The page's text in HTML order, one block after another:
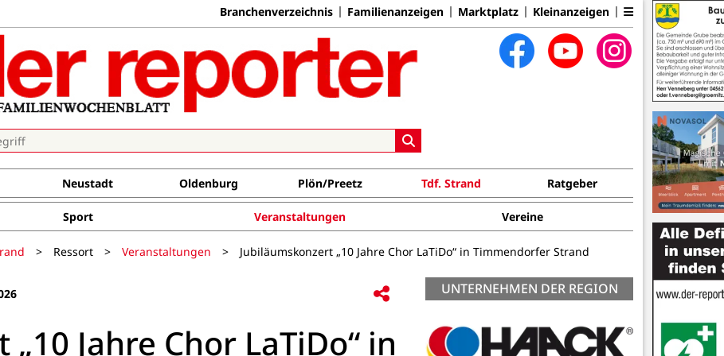
Branchenverzeichnis Familienanzeigen Marktplatz Kleinanzeigen
Neustadt Oldenburg Plön/Preetz Tdf. Strand Ratgeber
Sport Veranstaltungen Vereine
> Ressort > Veranstaltungen > Jubiläumskonzert „10 Jahre Chor LaTiDo“ in Timmendorfer Strand
Jahre Chor LaTiDo“ in
UNTERNEHMEN DER REGION